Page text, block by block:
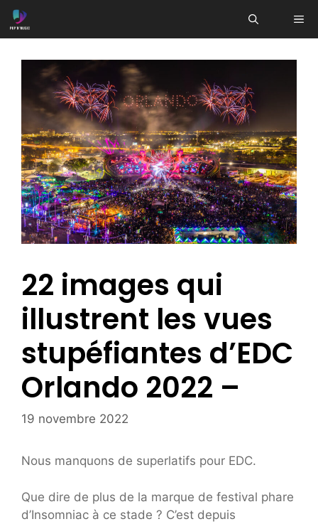
Aller
au
22 images qui
illustrent les vues
stupéfiantes d’EDC
Orlando 2022 –
19 novembre 2022
Nous manquons de superlatifs pour EDC.
Que dire de plus de la marque de festival phare
d’Insomniac à ce stade ? C’est depuis